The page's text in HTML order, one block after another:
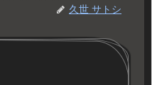
久世 サトシ